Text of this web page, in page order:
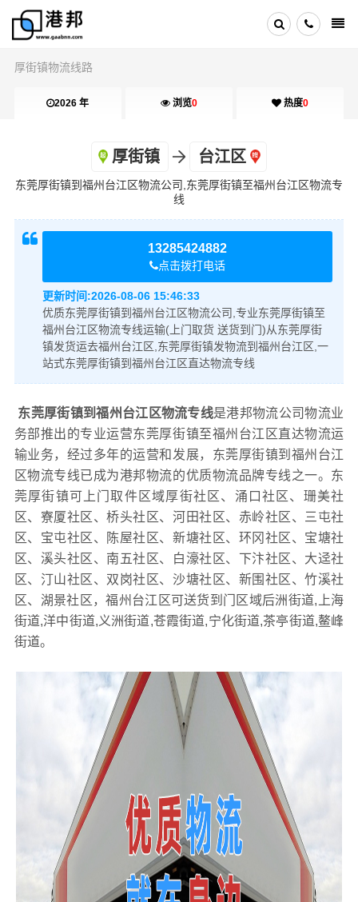
厚街镇物流线路
2026 年 浏览0 热度0
厚街镇 台江区
东莞厚街镇到福州台江区物流公司,东莞厚街镇至福州台江区物流专
线
13285424882
点击拨打电话
更新时间:2026-08-06 15:46:33
优质东莞厚街镇到福州台江区物流公司,专业东莞厚街镇至
福州台江区物流专线运输(上门取货 送货到门)从东莞厚街
镇发货运去福州台江区,东莞厚街镇发物流到福州台江区,一
站式东莞厚街镇到福州台江区直达物流专线
东莞厚街镇到福州台江区物流专线是港邦物流公司物流业
务部推出的专业运营东莞厚街镇至福州台江区直达物流运
输业务，经过多年的运营和发展，东莞厚街镇到福州台江
区物流专线已成为港邦物流的优质物流品牌专线之一。东
莞厚街镇可上门取件区域厚街社区、涌口社区、珊美社
区、寮厦社区、桥头社区、河田社区、赤岭社区、三屯社
区、宝屯社区、陈屋社区、新塘社区、环冈社区、宝塘社
区、溪头社区、南五社区、白濠社区、下汴社区、大迳社
区、汀山社区、双岗社区、沙塘社区、新围社区、竹溪社
区、湖景社区，福州台江区可送货到门区域后洲街道,上海
街道,洋中街道,义洲街道,苍霞街道,宁化街道,茶亭街道,鳌峰
街道。